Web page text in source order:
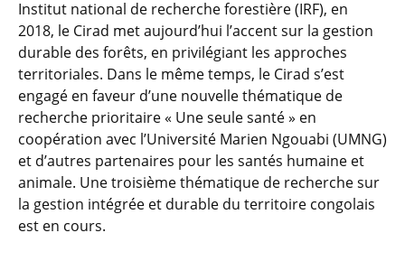
Institut national de recherche forestière (IRF), en
2018, le Cirad met aujourd’hui l’accent sur la gestion
durable des forêts, en privilégiant les approches
territoriales. Dans le même temps, le Cirad s’est
engagé en faveur d’une nouvelle thématique de
recherche prioritaire « Une seule santé » en
coopération avec l’Université Marien Ngouabi (UMNG)
et d’autres partenaires pour les santés humaine et
animale. Une troisième thématique de recherche sur
la gestion intégrée et durable du territoire congolais
est en cours.